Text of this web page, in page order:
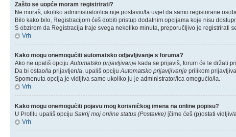
Zašto se uopće moram registrirati?
Ne moraš, ukoliko administrator/ica nije postavio/la uvjet da samo registrirane
Bilo kako bilo, Registracijom ćeš dobiti pristup dodatnim opcijama koje nisu
S obzirom da Registracija traje svega nekoliko minuta, preporučljivo je registrirati
Vrh
Kako mogu onemogućiti automatsko odjavljivanje s foruma?
Ako ne upališ opciju Automatsko prijavljivanje kada se prijaviš, forum će te držati
Da bi ostao/la prijavljen/a, upališ opciju Automatsko prijavljivanje prilikom
Spomenuta opcija je vidljiva samo ukoliko ju je administrator/ica omogućio/la.
Vrh
Kako mogu onemogućiti pojavu mog korisničkog imena na online popisu?
U Profilu upališ opciju Sakrij moj online status (Postavke) [čime ćeš (p)ostati vidljiv/
Vrh